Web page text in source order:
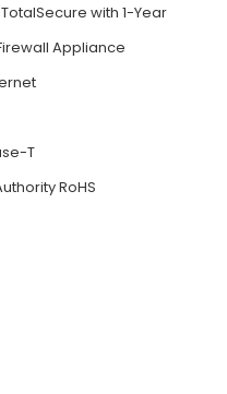
with 1-Year
Appliance
T
RoHS